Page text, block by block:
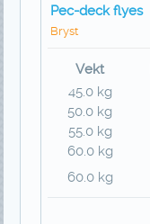
Pec-deck flyes
Bryst
Vekt
45.0 kg
50.0 kg
55.0 kg
60.0 kg
60.0 kg